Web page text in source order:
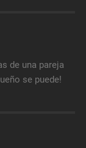
de una pareja
se puede!